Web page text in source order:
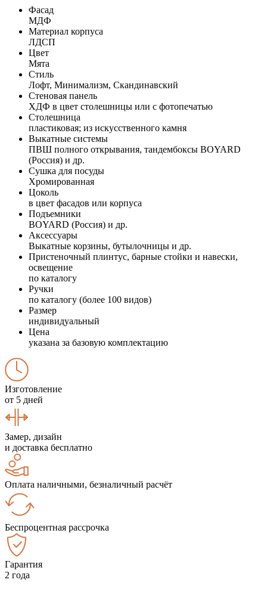
Фасад
МДФ
Материал корпуса
ЛДСП
Цвет
Мята
Стиль
Лофт, Минимализм, Скандинавский
Стеновая панель
ХДФ в цвет столешницы или с фотопечатью
Столешница
пластиковая; из искусственного камня
Выкатные системы
ПВШ полного открывания, тандембоксы BOYARD
(Россия) и др.
Сушка для посуды
Хромированная
Цоколь
в цвет фасадов или корпуса
Подъемники
BOYARD (Россия) и др.
Аксессуары
Выкатные корзины, бутылочницы и др.
Пристеночный плинтус, барные стойки и навески,
освещение
по каталогу
Ручки
по каталогу (более 100 видов)
Размер
индивидуальный
Цена
указана за базовую комплектацию
Изготовление
от 5 дней
Замер, дизайн
и доставка бесплатно
Оплата наличными, безналичный расчёт
Беспроцентная рассрочка
Гарантия
2 года